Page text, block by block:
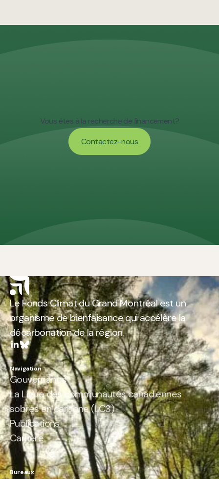
Vous êtes à la recherche de financement?
Contactez-nous
Le Fonds Climat du Grand Montréal est un
organisme de bienfaisance qui accélère la
décarbonation de la région.
Navigation
Gouvernance
La Ligue des communautés canadiennes
sobres en carbone (LC3)
Publications
Carrière
Bureaux